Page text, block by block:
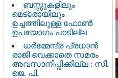
ബസ്സുകളിലും
മെട്രോയിലും
ഉച്ചത്തിലുള്ള ഫോൺ
ഉപയോഗം പാടില്ല
ധര്‍മ്മേന്ദ്ര പ്രധാൻ
രാജി വെക്കാതെ സമരം
അവസാനിപ്പിക്കില്ല : സി.
ജെ. പി.